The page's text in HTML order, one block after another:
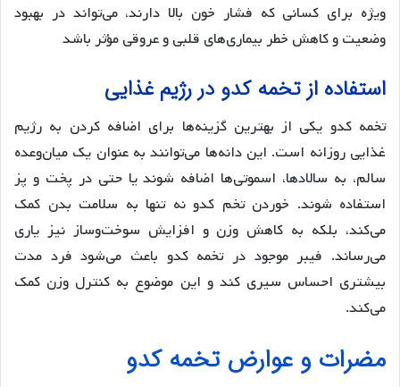
ویژه برای کسانی که فشار خون بالا دارند، می‌تواند در بهبود
وضعیت و کاهش خطر بیماری‌های قلبی و عروقی مؤثر باشد​
استفاده از تخمه کدو در رژیم غذایی
تخمه کدو یکی از بهترین گزینه‌ها برای اضافه کردن به رژیم
غذایی روزانه است. این دانه‌ها می‌توانند به عنوان یک میان‌وعده
سالم، به سالادها، اسموتی‌ها اضافه شوند یا حتی در پخت و پز
استفاده شوند. خوردن تخم کدو نه تنها به سلامت بدن کمک
می‌کند، بلکه به کاهش وزن و افزایش سوخت‌وساز نیز یاری
می‌رساند. فیبر موجود در تخمه کدو باعث می‌شود فرد مدت
بیشتری احساس سیری کند و این موضوع به کنترل وزن کمک
می‌کند.
مضرات و عوارض تخمه کدو